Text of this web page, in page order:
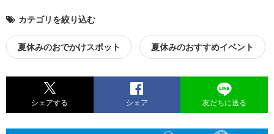
カテゴリを絞り込む
夏休みのおでかけスポット 夏休みのおすすめイベント
シェアする シェア 友だちに送る